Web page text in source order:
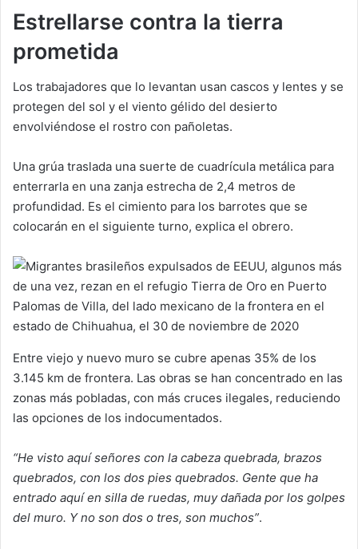
Estrellarse contra la tierra
prometida
Los trabajadores que lo levantan usan cascos y lentes y se
protegen del sol y el viento gélido del desierto
envolviéndose el rostro con pañoletas.
Una grúa traslada una suerte de cuadrícula metálica para
enterrarla en una zanja estrecha de 2,4 metros de
profundidad. Es el cimiento para los barrotes que se
colocarán en el siguiente turno, explica el obrero.
Entre viejo y nuevo muro se cubre apenas 35% de los
3.145 km de frontera. Las obras se han concentrado en las
zonas más pobladas, con más cruces ilegales, reduciendo
las opciones de los indocumentados.
“He visto aquí señores con la cabeza quebrada, brazos
quebrados, con los dos pies quebrados. Gente que ha
entrado aquí en silla de ruedas, muy dañada por los golpes
del muro. Y no son dos o tres, son muchos”.